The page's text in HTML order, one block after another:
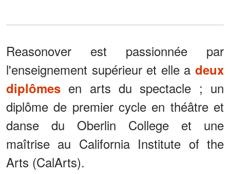
Reasonover est passionnée par
l'enseignement supérieur et elle a deux
diplômes en arts du spectacle ; un
diplôme de premier cycle en théâtre et
danse du Oberlin College et une
maîtrise au California Institute of the
Arts (CalArts).